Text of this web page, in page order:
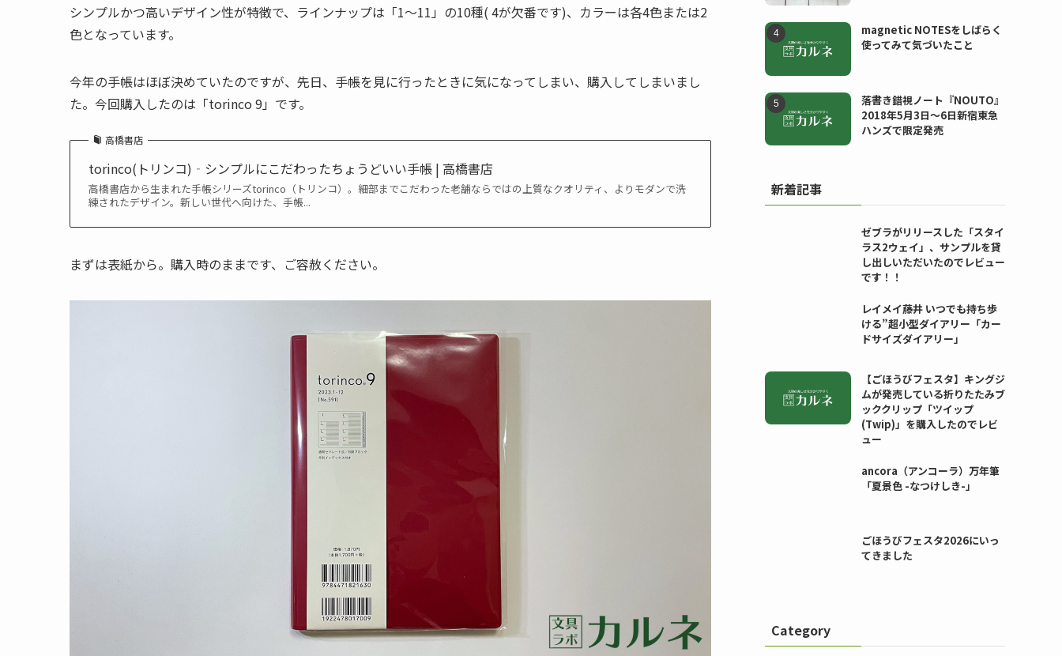
シンプルかつ高いデザイン性が特徴で、ラインナップは「1～11」の10種( 4が欠番です)、カラーは各4色または2
色となっています。
今年の手帳はほぼ決めていたのですが、先日、手帳を見に行ったときに気になってしまい、購入してしまいまし
た。今回購入したのは「torinco 9」です。
高橋書店
torinco(トリンコ)‐シンプルにこだわったちょうどいい手帳 | 高橋書店
高橋書店から生まれた手帳シリーズtorinco（トリンコ）。細部までこだわった老舗ならではの上質なクオリティ、よりモダンで洗
練されたデザイン。新しい世代へ向けた、手帳...
まずは表紙から。購入時のままです、ご容赦ください。
magnetic NOTESをしばらく
使ってみて気づいたこと
落書き錯視ノート『NOUTO』
2018年5月3日〜6日新宿東急
ハンズで限定発売
新着記事
ゼブラがリリースした「スタイ
ラス2ウェイ」、サンプルを貸
し出しいただいたのでレビュー
です！！
レイメイ藤井 いつでも持ち歩
ける”超小型ダイアリー「カー
ドサイズダイアリー」
【ごほうびフェスタ】キングジ
ムが発売している折りたたみブ
ッククリップ「ツイップ
(Twip)」を購入したのでレビ
ュー
ancora（アンコーラ）万年筆
「夏景色 -なつけしき-」
ごほうびフェスタ2026にいっ
てきました
Category